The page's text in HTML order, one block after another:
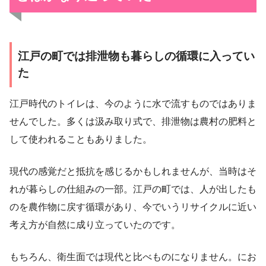
江戸の町では排泄物も暮らしの循環に入ってい
た
江戸時代のトイレは、今のように水で流すものではありま
せんでした。多くは汲み取り式で、排泄物は農村の肥料と
して使われることもありました。
現代の感覚だと抵抗を感じるかもしれませんが、当時はそ
れが暮らしの仕組みの一部。江戸の町では、人が出したも
のを農作物に戻す循環があり、今でいうリサイクルに近い
考え方が自然に成り立っていたのです。
もちろん、衛生面では現代と比べものになりません。にお